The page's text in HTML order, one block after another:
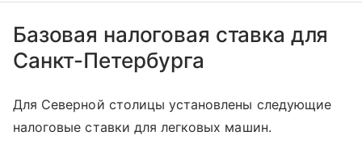
Базовая налоговая ставка для
Санкт-Петербурга
Для Северной столицы установлены следующие
налоговые ставки для легковых машин.